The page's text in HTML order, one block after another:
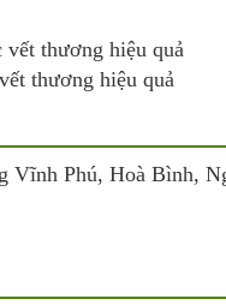
thương hiệu quả
Vĩnh Phú, Hoà Bình,